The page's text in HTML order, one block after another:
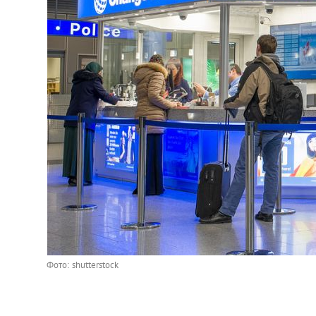
Фото: shutterstock